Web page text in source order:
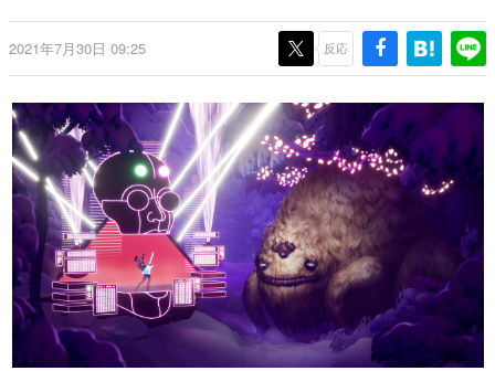
ゲーム世代の作家たち
ゲームに多大な影響を受けた作家さんに取材し、ゲームが
画です。
日本モバイルゲーム産業史
日本のモバイルゲーム史における主要なトピック・タイト
ルを網羅するほか、開発者へのインタビューや識者による
解説を掲載。約20年の歴史が一望できる決定版！
若ゲのいたり〜ゲームクリエイターの青春〜
『うつヌケ』『ペンと箸』等で知られるマンガ家・田中圭
一先生によるゲーム業界レポートマンガです。
なんでゲームは面白い？
ゲーム開発者・hamatsu氏がゲームの魅力を画面や操作の
具体的な形から解き明かしていく、硬派で骨太な評論連載
2021年7月30日 09:25 反応